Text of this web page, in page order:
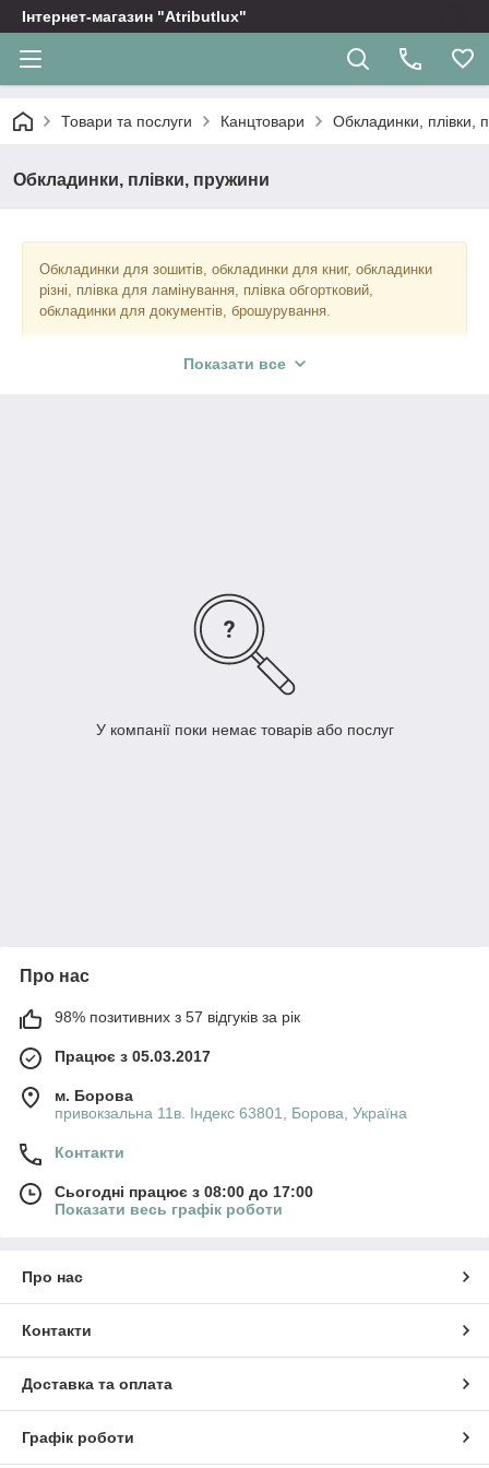
Інтернет-магазин "Atributlux"
Товари та послуги Канцтовари Обкладинки, плівки,
Обкладинки, плівки, пружини
Обкладинки для зошитів, обкладинки для книг, обкладинки
різні, плівка для ламінування, плівка обгортковий,
обкладинки для документів, брошурування.
Показати все
У компанії поки немає товарів або послуг
Про нас
98% позитивних з 57 відгуків за рік
Працює з 05.03.2017
м. Борова
привокзальна 11в. Індекс 63801, Борова, Україна
Контакти
Сьогодні працює з 08:00 до 17:00
Показати весь графік роботи
Про нас
Контакти
Доставка та оплата
Графік роботи